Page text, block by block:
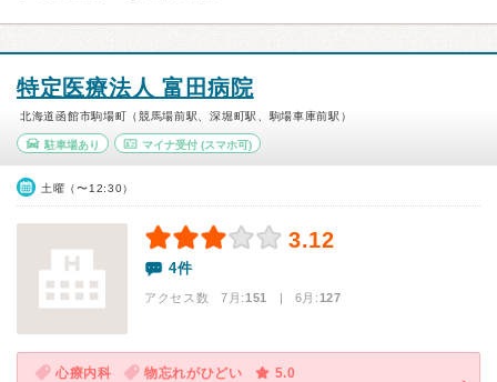
特定医療法人 富田病院
北海道函館市駒場町（競馬場前駅、深堀町駅、駒場車庫前駅）
駐車場あり マイナ受付(スマホ可)
土曜（〜12:30）
3.12
4件
アクセス数 7月:151 | 6月:127
心療内科 物忘れがひどい
5.0